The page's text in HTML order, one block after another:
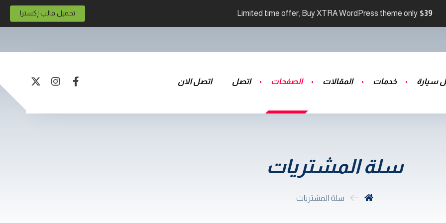
Limited time offer, Buy XTRA WordPress theme only $39 تحميل قالب إكسترا
سيارة خدمات المقالات الصفحات اتصل اتصل الان
سلة المشتريات
سلة المشتريات